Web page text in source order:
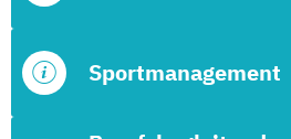
Sportmanagement